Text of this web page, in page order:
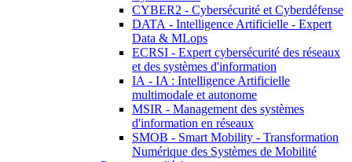
CYBER2 - Cybersécurité et Cyberdéfense
DATA - Intelligence Artificielle - Expert
Data & MLops
ECRSI - Expert cybersécurité des réseaux
et des systèmes d'information
IA - IA : Intelligence Artificielle
multimodale et autonome
MSIR - Management des systèmes
d'information en réseaux
SMOB - Smart Mobility - Transformation
Numérique des Systèmes de Mobilité